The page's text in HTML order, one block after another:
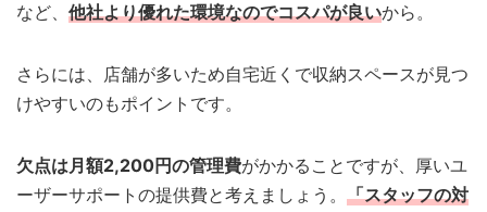
など、 他社より優れた環境なのでコスパが良いから。
さらには、店舗が多いため自宅近くで収納スペースが見つ
けやすいのもポイントです。
欠点は月額2,200円の管理費がかかることですが、厚いユ
ーザーサポートの提供費と考えましょう。 「スタッフの対